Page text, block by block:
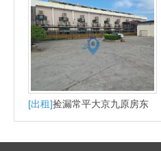
[出租]捡漏常平大京九原房东
直租独院单一层2300平超大空
间精装修